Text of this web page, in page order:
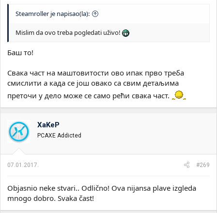
Steamroller je napisao(la):
Mislim da ovo treba pogledati uživo!
Баш то!
Свака част на маштовитости ово ипак прво треба
смислити а када се још овако са свим детаљима
преточи у дело може се само рећи свака част.
XaKeP
PCAXE Addicted
07.01.2017. #269
Objasnio neke stvari.. Odlično! Ova nijansa plave izgleda
mnogo dobro. Svaka čast!